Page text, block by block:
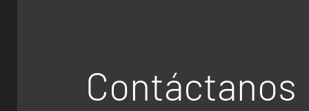
Contáctanos